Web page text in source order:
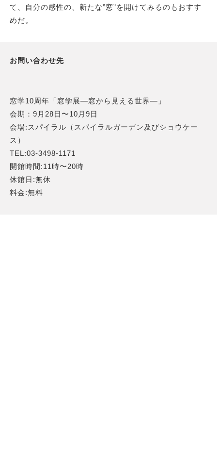
て、自分の感性の、新たな”窓”を開けてみるのもおすす
めだ。
お問い合わせ先
窓学10周年「窓学展—窓から見える世界—」
会期：9月28日〜10月9日
会場:スパイラル（スパイラルガーデン及びショウケー
ス）
TEL:03-3498-1171
開館時間:11時〜20時
休館日:無休
料金:無料